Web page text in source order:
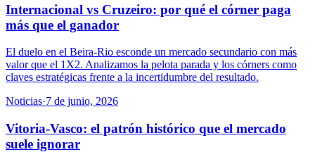
Internacional vs Cruzeiro: por qué el córner paga
más que el ganador
El duelo en el Beira-Rio esconde un mercado secundario con más
valor que el 1X2. Analizamos la pelota parada y los córners como
claves estratégicas frente a la incertidumbre del resultado.
Noticias·7 de junio, 2026
Vitoria-Vasco: el patrón histórico que el mercado
suele ignorar